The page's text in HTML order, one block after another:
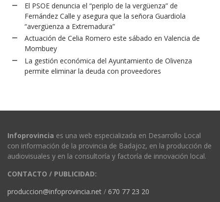
El PSOE denuncia el “periplo de la vergüenza” de
Fernández Calle y asegura que la señora Guardiola
“avergüenza a Extremadura”
Actuación de Celia Romero este sábado en Valencia de
Mombuey
La gestión económica del Ayuntamiento de Olivenza
permite eliminar la deuda con proveedores
Infoprovincia es una web especializada en Desarrollo Local
con información de la provincia de Badajoz, en la producción de
audiovisuales y en la consultoría y factoría de innovación local.
CONTACTO / PUBLICIDAD:
produccion@infoprovincia.net / 670 77 23 20